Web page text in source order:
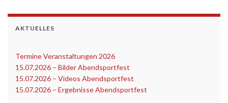
AKTUELLES
Termine Veranstaltungen 2026
15.07.2026 – Bilder Abendsportfest
15.07.2026 – Videos Abendsportfest
15.07.2026 – Ergebnisse Abendsportfest